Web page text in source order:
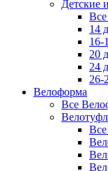
Детские
14
16-
20
24
26-
Велоформа
Все